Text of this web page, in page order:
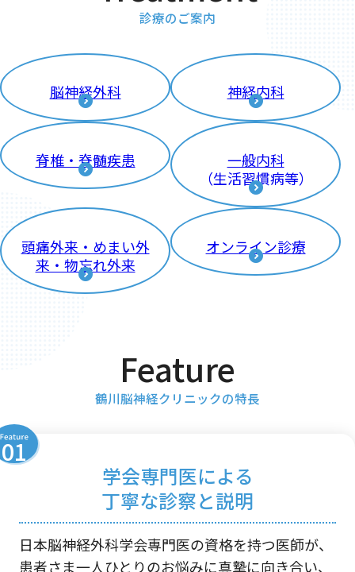
診療のご案内
脳神経外科 神経内科
脊椎・脊髄疾患
一般内科
（生活習慣病等）
頭痛外来・めまい外
来・物忘れ外来
オンライン診療
鶴川脳神経クリニックの特長
学会専門医による
丁寧な診察と説明
日本脳神経外科学会専門医の資格を持つ医師が、
患者さま一人ひとりのお悩みに真摯に向き合い、